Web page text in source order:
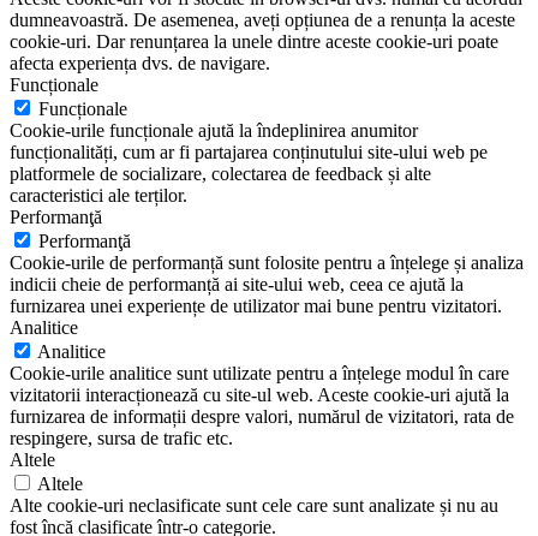
dumneavoastră. De asemenea, aveți opțiunea de a renunța la aceste
cookie-uri. Dar renunțarea la unele dintre aceste cookie-uri poate
afecta experiența dvs. de navigare.
Funcționale
Funcționale
Cookie-urile funcționale ajută la îndeplinirea anumitor
funcționalități, cum ar fi partajarea conținutului site-ului web pe
platformele de socializare, colectarea de feedback și alte
caracteristici ale terților.
Performanţă
Performanţă
Cookie-urile de performanță sunt folosite pentru a înțelege și analiza
indicii cheie de performanță ai site-ului web, ceea ce ajută la
furnizarea unei experiențe de utilizator mai bune pentru vizitatori.
Analitice
Analitice
Cookie-urile analitice sunt utilizate pentru a înțelege modul în care
vizitatorii interacționează cu site-ul web. Aceste cookie-uri ajută la
furnizarea de informații despre valori, numărul de vizitatori, rata de
respingere, sursa de trafic etc.
Altele
Altele
Alte cookie-uri neclasificate sunt cele care sunt analizate și nu au
fost încă clasificate într-o categorie.